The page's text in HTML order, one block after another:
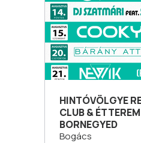
HINTÓVÖLGYE
CLUB &
BORNEGYED
Bogács